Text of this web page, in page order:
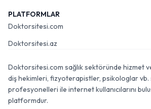
PLATFORMLAR
Doktorsitesi.com
Doktorsitesi.az
Doktorsitesi.com sağlık sektöründe hizmet
diş hekimleri, fizyoterapistler, psikologlar vb.
profesyonelleri ile internet kullanıcılarını
platformdur.